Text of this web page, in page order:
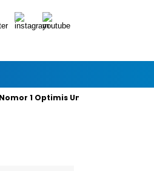
1 Optimis Unggul 49 Persen Suara